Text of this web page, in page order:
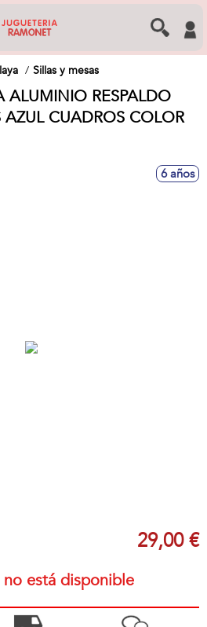
Sillas y mesas
ALUMINIO RESPALDO
CUADROS COLOR
6 años
29,00 €
está disponible